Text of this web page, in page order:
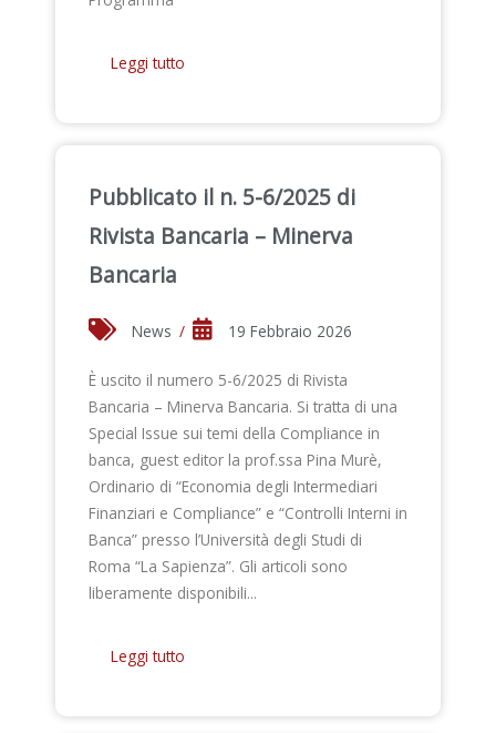
Leggi tutto
Pubblicato il n. 5-6/2025 di
Rivista Bancaria – Minerva
Bancaria
News / 19 Febbraio 2026
È uscito il numero 5-6/2025 di Rivista
Bancaria – Minerva Bancaria. Si tratta di una
Special Issue sui temi della Compliance in
banca, guest editor la prof.ssa Pina Murè,
Ordinario di “Economia degli Intermediari
Finanziari e Compliance” e “Controlli Interni in
Banca” presso l’Università degli Studi di
Roma “La Sapienza”. Gli articoli sono
liberamente disponibili...
Leggi tutto